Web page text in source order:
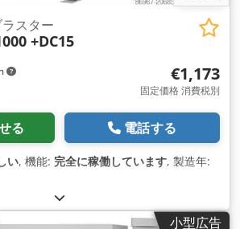
スター
+DC15
€1,173
固定価格 消費税別
る 電話する
い, 機能: 完全に稼働しています, 製造年:
小型広告